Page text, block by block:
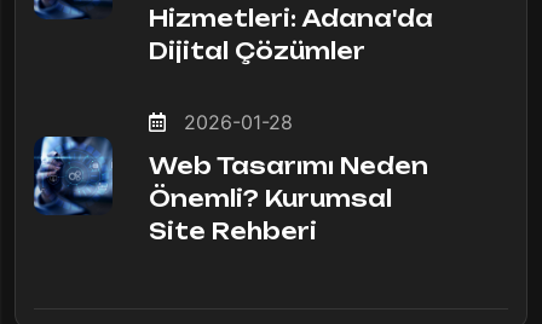
Hizmetleri: Adana'da
Dijital Çözümler
2026-01-28
Web Tasarımı Neden
Önemli? Kurumsal
Site Rehberi